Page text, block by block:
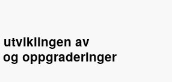
av
oppgraderinger